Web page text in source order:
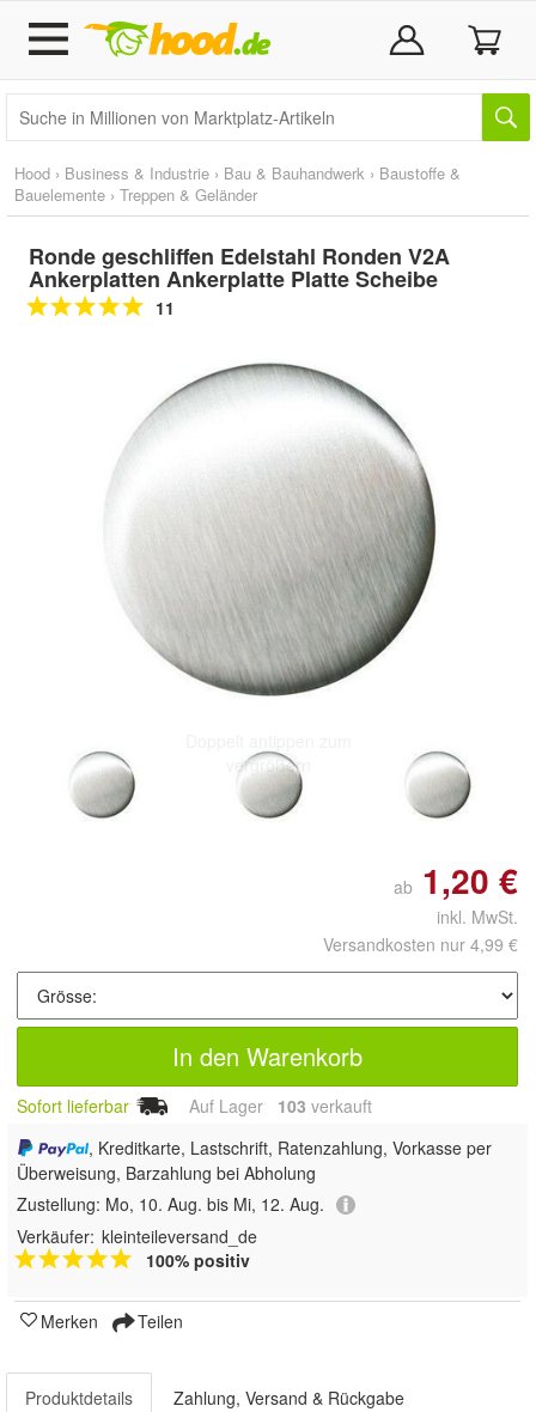
Hood › Business & Industrie › Bau & Bauhandwerk › Baustoffe &
Bauelemente › Treppen & Geländer
Ronde geschliffen Edelstahl Ronden V2A
Ankerplatten Ankerplatte Platte Scheibe
11
vergrößern
ab 1,20 €
inkl. MwSt.
Versandkosten nur 4,99 €
In den Warenkorb
Sofort lieferbar Auf Lager 103 verkauft
, Kreditkarte, Lastschrift, Ratenzahlung, Vorkasse per
Überweisung, Barzahlung bei Abholung
Zustellung: Mo, 10. Aug. bis Mi, 12. Aug.
Verkäufer: kleinteileversand_de
100% positiv
Merken Teilen
Produktdetails Zahlung, Versand & Rückgabe